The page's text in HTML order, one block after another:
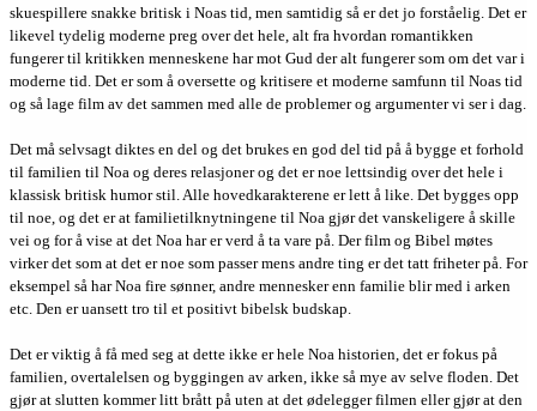
skuespillere snakke britisk i Noas tid, men samtidig så er det jo forståelig. Det er
likevel tydelig moderne preg over det hele, alt fra hvordan romantikken
fungerer til kritikken menneskene har mot Gud der alt fungerer som om det var i
moderne tid. Det er som å oversette og kritisere et moderne samfunn til Noas tid
og så lage film av det sammen med alle de problemer og argumenter vi ser i dag.
Det må selvsagt diktes en del og det brukes en god del tid på å bygge et forhold
til familien til Noa og deres relasjoner og det er noe lettsindig over det hele i
klassisk britisk humor stil. Alle hovedkarakterene er lett å like. Det bygges opp
til noe, og det er at familietilknytningene til Noa gjør det vanskeligere å skille
vei og for å vise at det Noa har er verd å ta vare på. Der film og Bibel møtes
virker det som at det er noe som passer mens andre ting er det tatt friheter på. For
eksempel så har Noa fire sønner, andre mennesker enn familie blir med i arken
etc. Den er uansett tro til et positivt bibelsk budskap.
Det er viktig å få med seg at dette ikke er hele Noa historien, det er fokus på
familien, overtalelsen og byggingen av arken, ikke så mye av selve floden. Det
gjør at slutten kommer litt brått på uten at det ødelegger filmen eller gjør at den